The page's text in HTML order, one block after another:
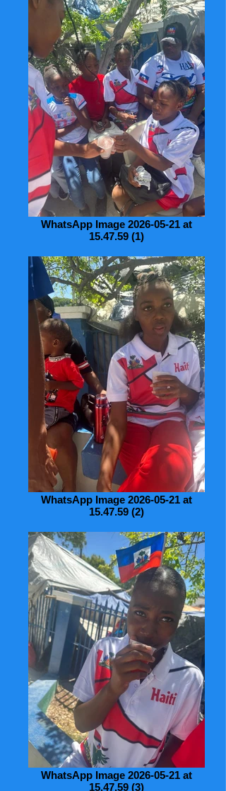
WhatsApp Image 2026-05-21 at
15.47.59 (1)
WhatsApp Image 2026-05-21 at
15.47.59 (2)
WhatsApp Image 2026-05-21 at
15.47.59 (3)